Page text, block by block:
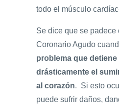
todo el músculo
Se dice que se padece
Coronario Agudo
problema que
drásticamente el
al corazón. Si esto
puede sufrir daños,